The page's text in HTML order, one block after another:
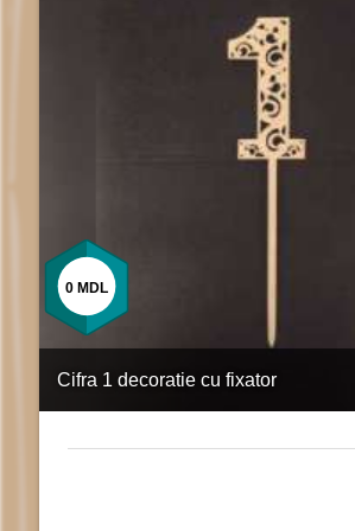
Cifra 1 decoratie cu fixator
0 MDL